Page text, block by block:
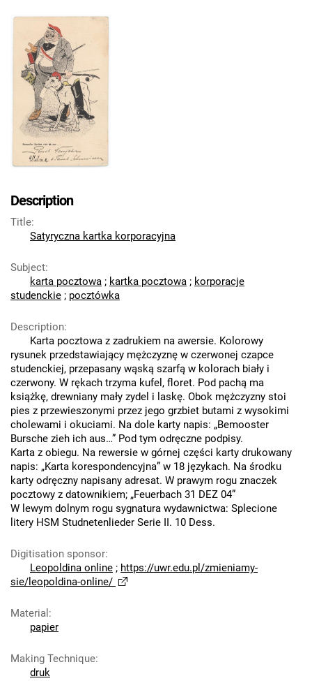
Description
Title:
Satyryczna kartka korporacyjna
Subject:
karta pocztowa ; kartka pocztowa ; korporacje
studenckie ; pocztówka
Description:
Karta pocztowa z zadrukiem na awersie. Kolorowy
rysunek przedstawiający mężczyznę w czerwonej czapce
studenckiej, przepasany wąską szarfą w kolorach biały i
czerwony. W rękach trzyma kufel, floret. Pod pachą ma
książkę, drewniany mały zydel i laskę. Obok mężczyzny stoi
pies z przewieszonymi przez jego grzbiet butami z wysokimi
cholewami i okuciami. Na dole karty napis: „Bemooster
Bursche zieh ich aus…” Pod tym odręczne podpisy.
Karta z obiegu. Na rewersie w górnej części karty drukowany
napis: „Karta korespondencyjna” w 18 językach. Na środku
karty odręczny napisany adresat. W prawym rogu znaczek
pocztowy z datownikiem; „Feuerbach 31 DEZ 04”
W lewym dolnym rogu sygnatura wydawnictwa: Splecione
litery HSM Studnetenlieder Serie II. 10 Dess.
Digitisation sponsor:
Leopoldina online ; https://uwr.edu.pl/zmieniamy-
sie/leopoldina-online/
Material :
papier
Making Technique:
druk